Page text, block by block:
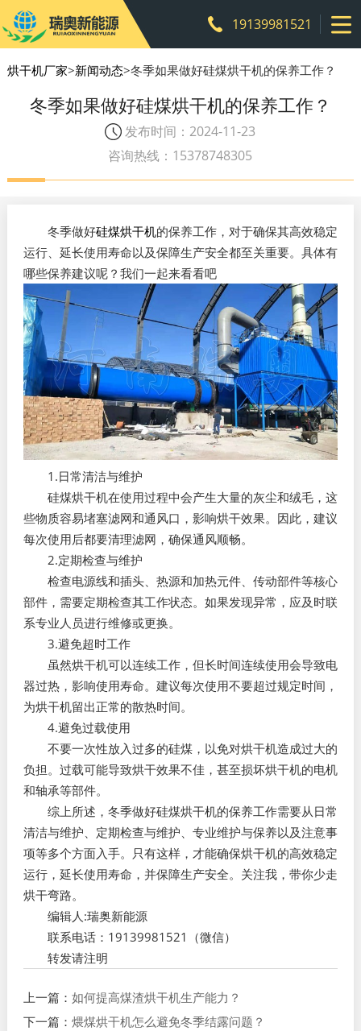
19139981521
烘干机厂家>新闻动态>冬季如果做好硅煤烘干机的保养工作？
冬季如果做好硅煤烘干机的保养工作？
发布时间：2024-11-23
咨询热线：15378748305
冬季做好硅煤烘干机的保养工作，对于确保其高效稳定
运行、延长使用寿命以及保障生产安全都至关重要。具体有
哪些保养建议呢？我们一起来看看吧
1.日常清洁与维护
硅煤烘干机在使用过程中会产生大量的灰尘和绒毛，这
些物质容易堵塞滤网和通风口，影响烘干效果。因此，建议
每次使用后都要清理滤网，确保通风顺畅。
2.定期检查与维护
检查电源线和插头、热源和加热元件、传动部件等核心
部件，需要定期检查其工作状态。如果发现异常，应及时联
系专业人员进行维修或更换。
3.避免超时工作
虽然烘干机可以连续工作，但长时间连续使用会导致电
器过热，影响使用寿命。建议每次使用不要超过规定时间，
为烘干机留出正常的散热时间。
4.避免过载使用
不要一次性放入过多的硅煤，以免对烘干机造成过大的
负担。过载可能导致烘干效果不佳，甚至损坏烘干机的电机
和轴承等部件。
综上所述，冬季做好硅煤烘干机的保养工作需要从日常
清洁与维护、定期检查与维护、专业维护与保养以及注意事
项等多个方面入手。只有这样，才能确保烘干机的高效稳定
运行，延长使用寿命，并保障生产安全。关注我，带你少走
烘干弯路。
编辑人:瑞奥新能源
联系电话：19139981521（微信）
转发请注明
上一篇： 如何提高煤渣烘干机生产能力？
下一篇： 煨煤烘干机怎么避免冬季结露问题？